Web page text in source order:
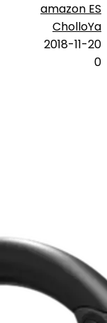
amazon ES
CholloYa
2018-11-20
0